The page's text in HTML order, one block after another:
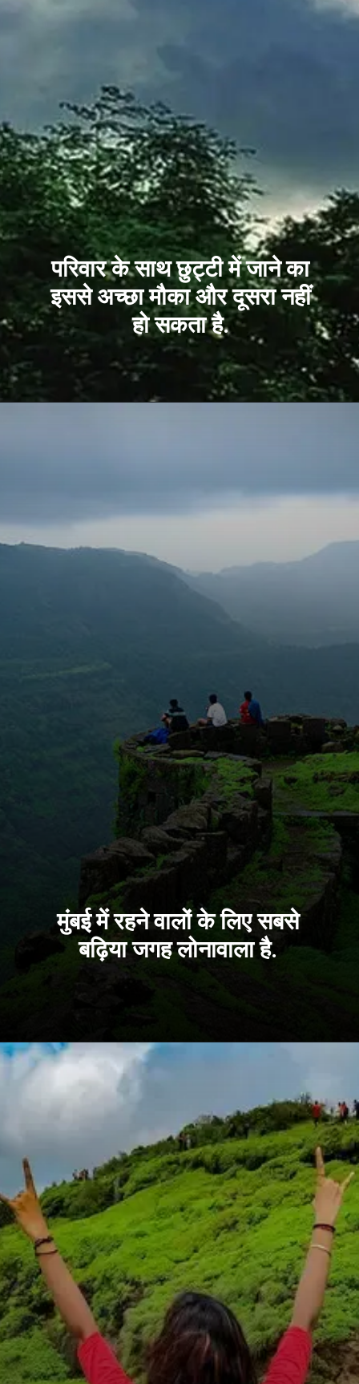
परिवार के साथ छुट्टी में जाने का
इससे अच्छा मौका और दूसरा नहीं
हो सकता है.
मुंबई में रहने वालों के लिए सबसे
बढ़िया जगह लोनावाला है.